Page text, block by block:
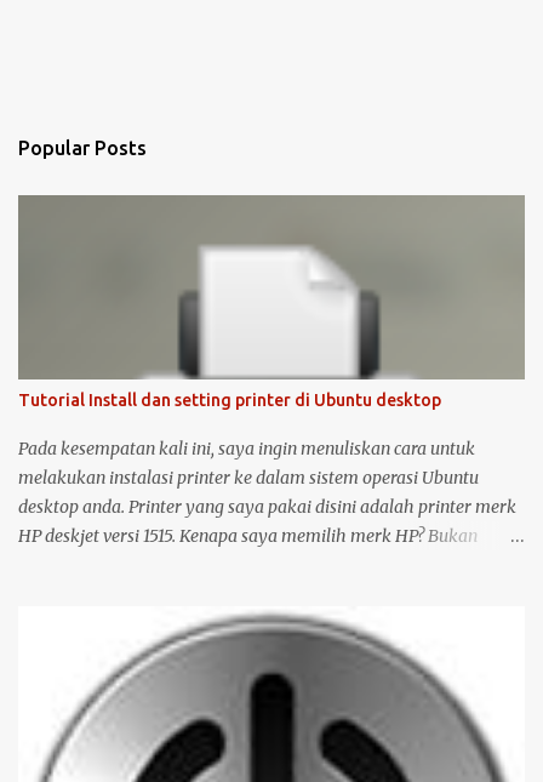
Popular Posts
Tutorial Install dan setting printer di Ubuntu desktop
Pada kesempatan kali ini, saya ingin menuliskan cara untuk
melakukan instalasi printer ke dalam sistem operasi Ubuntu
desktop anda. Printer yang saya pakai disini adalah printer merk
HP deskjet versi 1515. Kenapa saya memilih merk HP? Bukan
open source seperti Ubuntu . Langsung saja saya mulai langkah-
langkah untuk instalasi printer HP 1515 di Ubuntu desktop . Cara
ini bisa juga digunakan untuk merk printer lainnya, hanya saja
saya tidak bisa menjamin ketersediaan driver untuk sistem
operasi Linux ( Ubuntu ). Oh iya, saran saya, saat melakukan
instalasi dan setting printer, lebih baik komputer Ubuntu anda